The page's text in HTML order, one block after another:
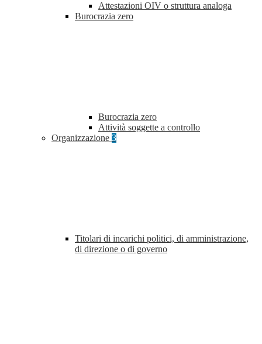
Attestazioni OIV o struttura analoga
Burocrazia zero
Burocrazia zero
Attività soggette a controllo
Organizzazione 3
Titolari di incarichi politici, di amministrazione,
di direzione o di governo